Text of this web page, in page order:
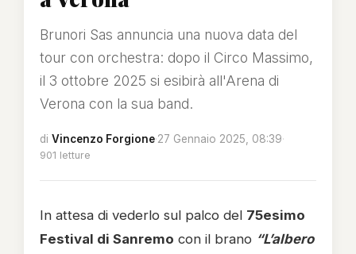
Brunori Sas annuncia una nuova data del
tour con orchestra: dopo il Circo Massimo,
il 3 ottobre 2025 si esibirà all'Arena di
Verona con la sua band.
di Vincenzo Forgione·27 Gennaio 2025, 08:39·
901 letture
In attesa di vederlo sul palco del 75esimo
Festival di Sanremo con il brano “L’albero